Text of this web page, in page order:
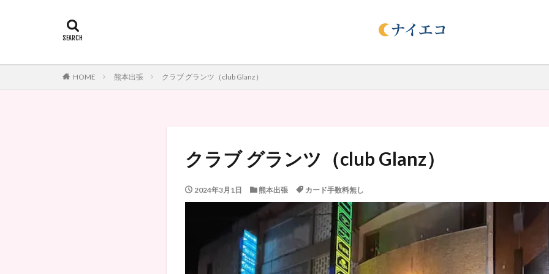
HOME 熊本出張 クラブ グランツ（club Glanz）
クラブ グランツ（club Glanz）
2024年3月1日 熊本出張 カード手数料無し